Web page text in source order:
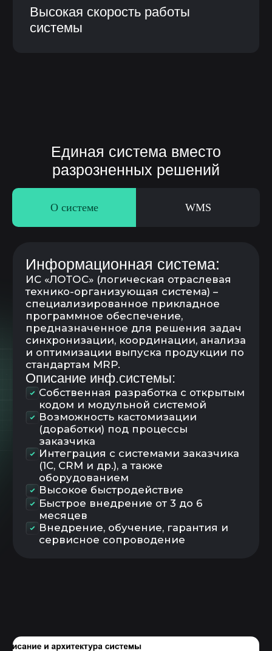
О системе WMS
месяцев
Внедрение, обучение, гарантия и
сервисное сопроводение
Складские операции (поступление,
перемещение, списание и т.д.)
Управление заказами (внутренние
потребление, перемещение и пр.)
Управление запасами
и поддержание складского остатка
Маркировка и топология склада
ТСД и принтер печати этикеток
Просмотр остатков по штрих-коду
товара
Работа с адресным складом
Сборка заказов, комплектовка и
разукомлектовка
Инвентаризация складских запасов
FiFo
Управление запасами и
поддержание складского остатка
Управления заданиями
Планирование
Диспетчирование